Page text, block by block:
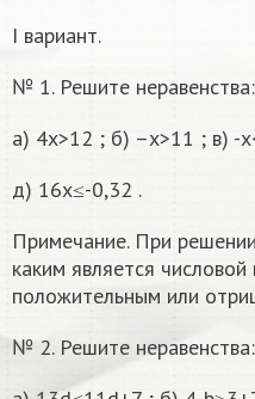
I вариант.
№ 1. Решите неравенства:
а) 4x>12 ; б) –x>11 ; в) -
д) 16x≤-0,32 .
Примечание. При
каким является
положительным или
№ 2. Решите неравенства: